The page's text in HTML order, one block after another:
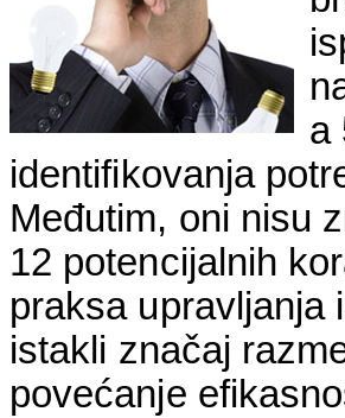
a
identifikovanja
Međutim, oni nisu
12 potencijalnih
praksa upravljanja
istakli značaj
povećanje